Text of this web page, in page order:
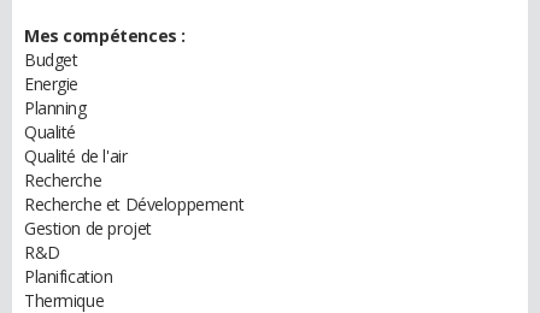
Mes compétences :
Budget
Energie
Planning
Qualité
Qualité de l'air
Recherche
Recherche et Développement
Gestion de projet
R&D
Planification
Thermique